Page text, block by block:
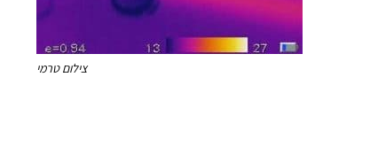
צילום טרמי